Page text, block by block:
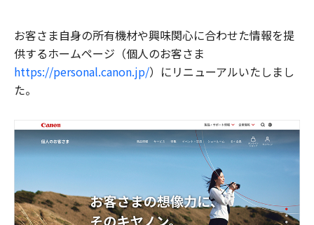
お客さま自身の所有機材や興味関心に合わせた情報を提
供するホームページ（個人のお客さま
https://personal.canon.jp/）にリニューアルいたしまし
た。